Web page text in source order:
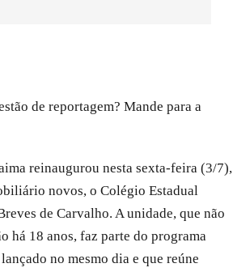
de reportagem? Mande para a
reinaugurou nesta sexta-feira (3/7),
novos, o Colégio Estadual
de Carvalho. A unidade, que não
há 18 anos, faz parte do programa
no mesmo dia e que reúne